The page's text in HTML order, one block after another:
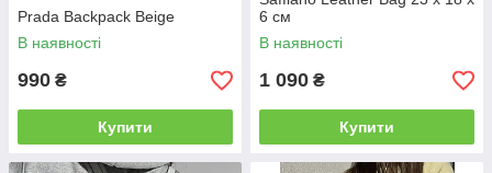
Prada Backpack Beige
В наявності
990 ₴
Купити
6 см
В наявності
1 090 ₴
Купити